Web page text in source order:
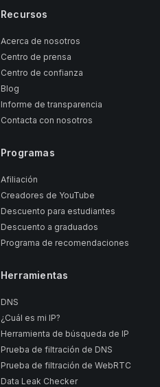
Recursos
Acerca de nosotros
Centro de prensa
Centro de confianza
Blog
Informe de transparencia
Contacta con nosotros
Programas
Afiliación
Creadores de YouTube
Descuento para estudiantes
Descuento a graduados
Programa de recomendaciones
Herramientas
DNS
¿Cuál es mi IP?
Herramienta de búsqueda de IP
Prueba de filtración de DNS
Prueba de filtración de WebRTC
Data Leak Checker